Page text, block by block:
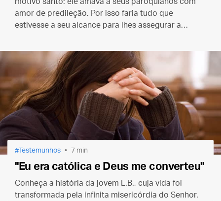
amor de predileção. Por isso faria tudo que
estivesse a seu alcance para lhes assegurar a
Testemunhos 7 min
"Eu era católica e Deus me converteu"
Conheça a história da jovem L.B., cuja vida foi
transformada pela infinita misericórdia do Senhor.